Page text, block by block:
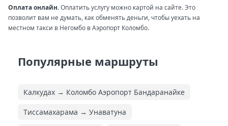
Оплата онлайн.Оплатить услугу можно картой на сайте. Это
позволит вам не думать, как обменять деньги, чтобы уехать на
местном такси в Негомбо в Аэропорт Коломбо.
Популярные маршруты
Калкудах → Коломбо Аэропорт Бандаранайке
Тиссамахарама → Унаватуна